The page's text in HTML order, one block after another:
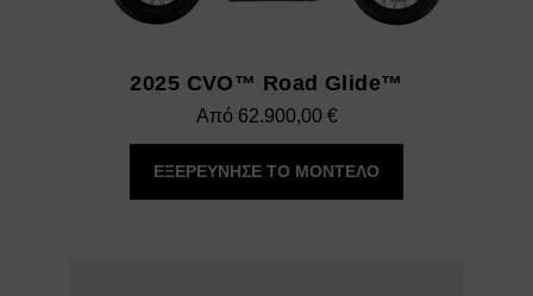
2025 CVO™ Road Glide™
Από 62.900,00 €
ΕΞΕΡΕΥΝΗΣΕ ΤΟ ΜΟΝΤΕΛΟ